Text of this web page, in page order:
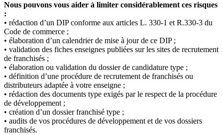
Nous pouvons vous aider à limiter considérablement ces risques
:
• rédaction d’un DIP conforme aux articles L. 330-1 et R.330-3 du
Code de commerce ;
• élaboration d’un calendrier de mise à jour de ce DIP ;
• validation des fiches enseignes publiées sur les sites de recrutement
de franchisés ;
• élaboration ou validation du dossier de candidature type ;
• définition d’une procédure de recrutement de franchisés ou
distributeurs adaptée à votre enseigne ;
• rédaction des documents type exigés par le respect de la procédure
de développement ;
• création d’un dossier franchisé type ;
• audits de vos procédures de développement et de vos dossiers
franchisés.